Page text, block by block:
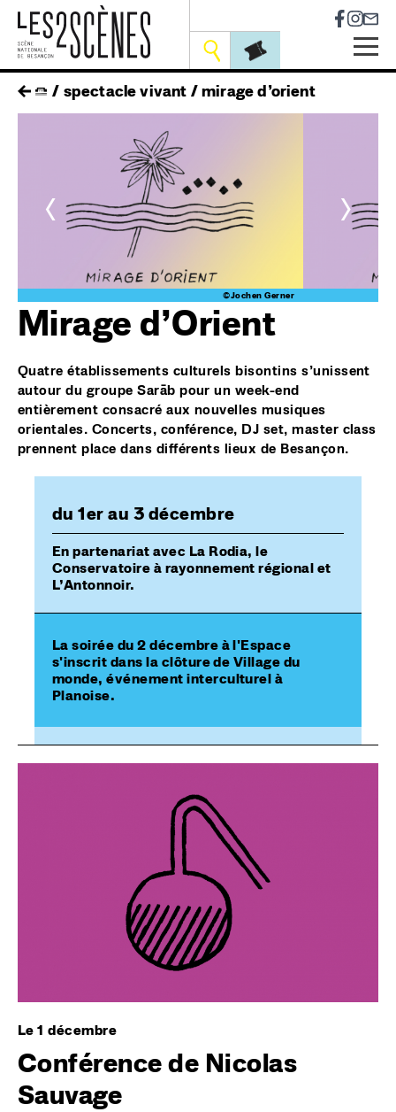
Skip
main
Outils
fil
spectacle vivant mirage d’orient
<
©Jochen Gerner
>
Mirage d’Orient
Quatre établissements culturels bisontins s’unissent
autour du groupe Sarāb pour un week-end
entièrement consacré aux nouvelles musiques
orientales. Concerts, conférence, DJ set, master class
prennent place dans différents lieux de Besançon.
du 1er au 3 décembre
En partenariat avec La Rodia, le
Conservatoire à rayonnement régional et
L’Antonnoir.
La soirée du 2 décembre à l'Espace
s'inscrit dans la clôture de Village du
monde, événement interculturel à
Planoise.
Le 1 décembre
Conférence de Nicolas
Sauvage